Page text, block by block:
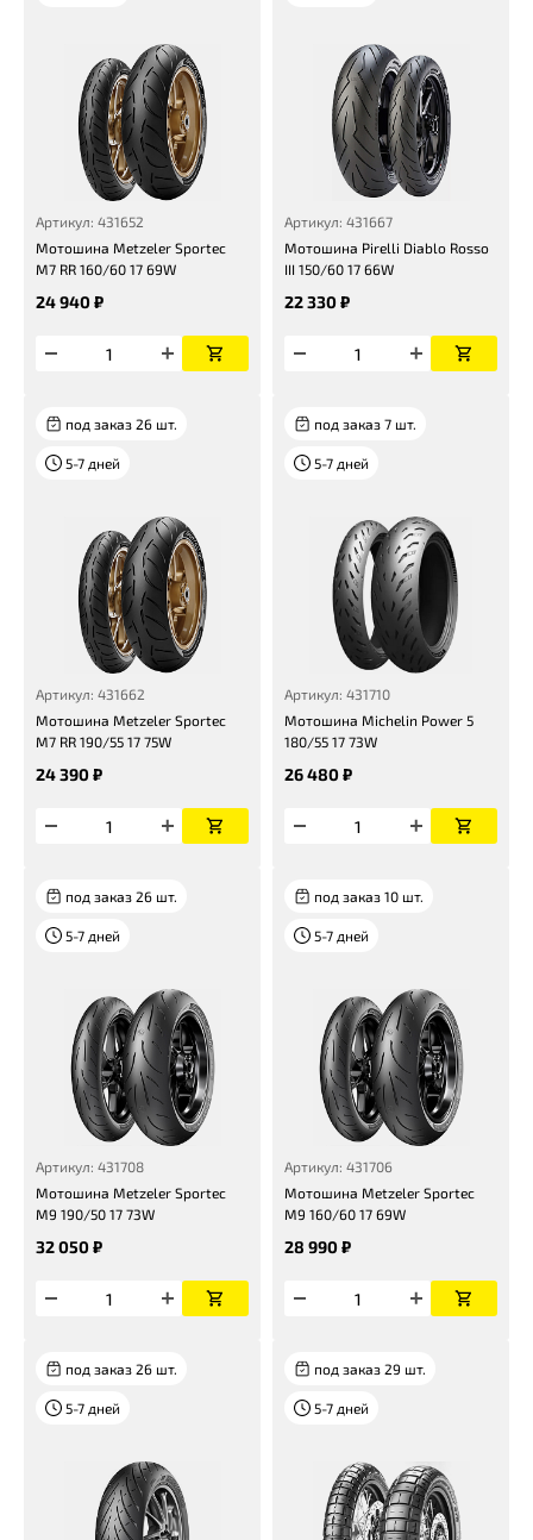
Артикул: 431652
Мотошина Metzeler Sportec
M7 RR 160/60 17 69W
24 940 ₽
Артикул: 431667
Мотошина Pirelli Diablo Rosso
III 150/60 17 66W
22 330 ₽
под заказ 26 шт.
5-7 дней
Артикул: 431662
Мотошина Metzeler Sportec
M7 RR 190/55 17 75W
24 390 ₽
под заказ 7 шт.
5-7 дней
Артикул: 431710
Мотошина Michelin Power 5
180/55 17 73W
26 480 ₽
под заказ 26 шт.
5-7 дней
Артикул: 431708
Мотошина Metzeler Sportec
M9 190/50 17 73W
32 050 ₽
под заказ 10 шт.
5-7 дней
Артикул: 431706
Мотошина Metzeler Sportec
M9 160/60 17 69W
28 990 ₽
под заказ 26 шт.
5-7 дней
под заказ 29 шт.
5-7 дней